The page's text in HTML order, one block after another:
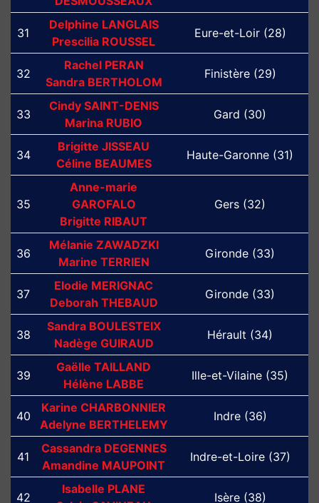
31
Delphine LANGLAIS
Prescilia ROUSSEL
Eure-et-Loir (28)
32
Rachel PERAN
Sandra BERTHOLOM
Finistère (29)
33
Cindy SAINT-DENIS
Marina RUBIO
Gard (30)
34
Brigitte JISSEAU
Céline BEAUMES
Haute-Garonne (31)
35
Anne-marie
GAROFALO
Brigitte RIBAUT
Gers (32)
36
Mélanie ZAWADZKI
Marine TERRIEN
Gironde (33)
37
Elodie MERIGNAC
Deborah THEBAUD
Gironde (33)
38
Sandra BOULESTEIX
Nadège GUIRAUD
Hérault (34)
39
Gaëlle TAILLAND
Hélène LABBE
Ille-et-Vilaine (35)
40
Karine CHARBONNIER
Adelyne BERTHELEMY
Indre (36)
41
Cassandra DEGENNES
Amandine MAUPOINT
Indre-et-Loire (37)
42
Isabelle PLANE
Isère (38)